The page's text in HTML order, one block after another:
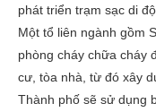
phát triển trạm sạc di
Một tổ liên ngành gồm
phòng cháy chữa cháy
cư, tòa nhà, từ đó xây
Thành phố sẽ sử dụng